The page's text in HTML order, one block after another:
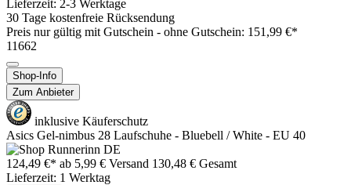
Lieferzeit: 2-3 Werktage
30 Tage kostenfreie Rücksendung
Preis nur gültig mit Gutschein - ohne Gutschein: 151,99 €*
11662
Shop-Info
Zum Anbieter
inklusive Käuferschutz
Asics Gel-nimbus 28 Laufschuhe - Bluebell / White - EU 40
124,49 €* ab 5,99 € Versand 130,48 € Gesamt
Lieferzeit: 1 Werktag